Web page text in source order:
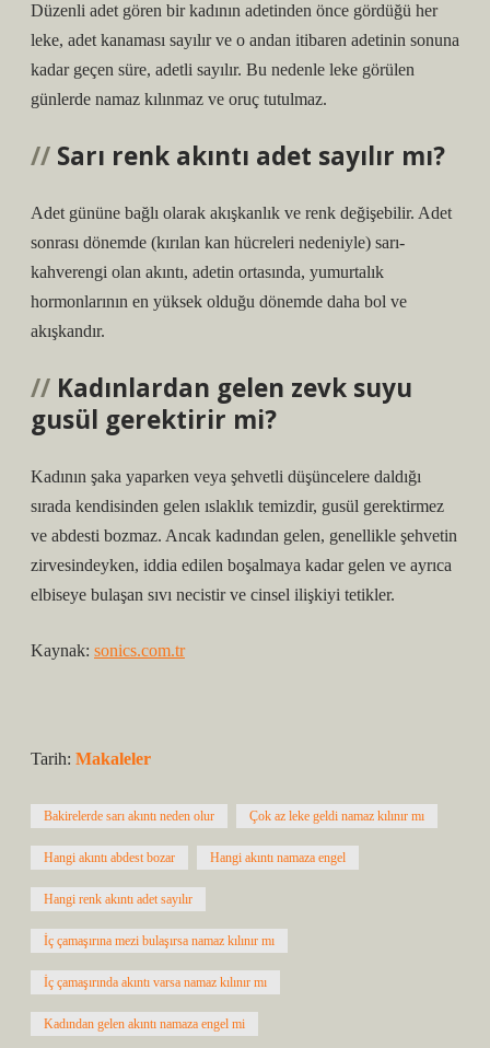
Düzenli adet gören bir kadının adetinden önce gördüğü her
leke, adet kanaması sayılır ve o andan itibaren adetinin sonuna
kadar geçen süre, adetli sayılır. Bu nedenle leke görülen
günlerde namaz kılınmaz ve oruç tutulmaz.
Sarı renk akıntı adet sayılır mı?
Adet gününe bağlı olarak akışkanlık ve renk değişebilir. Adet
sonrası dönemde (kırılan kan hücreleri nedeniyle) sarı-
kahverengi olan akıntı, adetin ortasında, yumurtalık
hormonlarının en yüksek olduğu dönemde daha bol ve
akışkandır.
Kadınlardan gelen zevk suyu
gusül gerektirir mi?
Kadının şaka yaparken veya şehvetli düşüncelere daldığı
sırada kendisinden gelen ıslaklık temizdir, gusül gerektirmez
ve abdesti bozmaz. Ancak kadından gelen, genellikle şehvetin
zirvesindeyken, iddia edilen boşalmaya kadar gelen ve ayrıca
elbiseye bulaşan sıvı necistir ve cinsel ilişkiyi tetikler.
Kaynak: sonics.com.tr
Tarih: Makaleler
Bakirelerde sarı akıntı neden olur Çok az leke geldi namaz kılınır mı
Hangi akıntı abdest bozar Hangi akıntı namaza engel
Hangi renk akıntı adet sayılır
İç çamaşırına mezi bulaşırsa namaz kılınır mı
İç çamaşırında akıntı varsa namaz kılınır mı
Kadından gelen akıntı namaza engel mi